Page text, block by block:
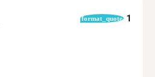
format_quote 1